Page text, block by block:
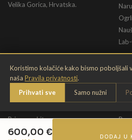
600,00 € DODAJ U
Koristimo kolačiće kako bismo poboljšali
naša Pravila privatnosti.
Prihvati sve
Samo nužni
Velika Gorica, Hrvatska.
INFORMACIJE
O nama
Kontakt
Briga o nakitu
Jamstvo